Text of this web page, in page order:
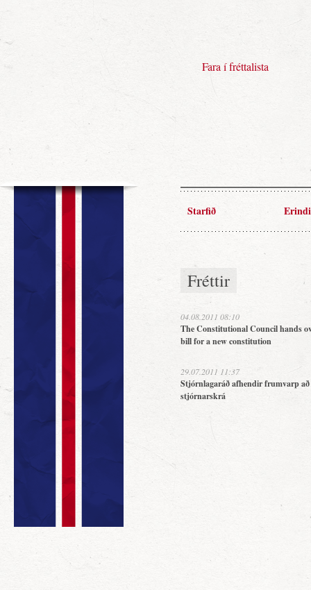
Fara í fréttalista
Starfið Erindi
Fréttir
04.08.2011 08:10
The Constitutional Council hands
bill for a new constitution
29.07.2011 11:37
Stjórnlagaráð afhendir frumvarp
stjórnarskrá